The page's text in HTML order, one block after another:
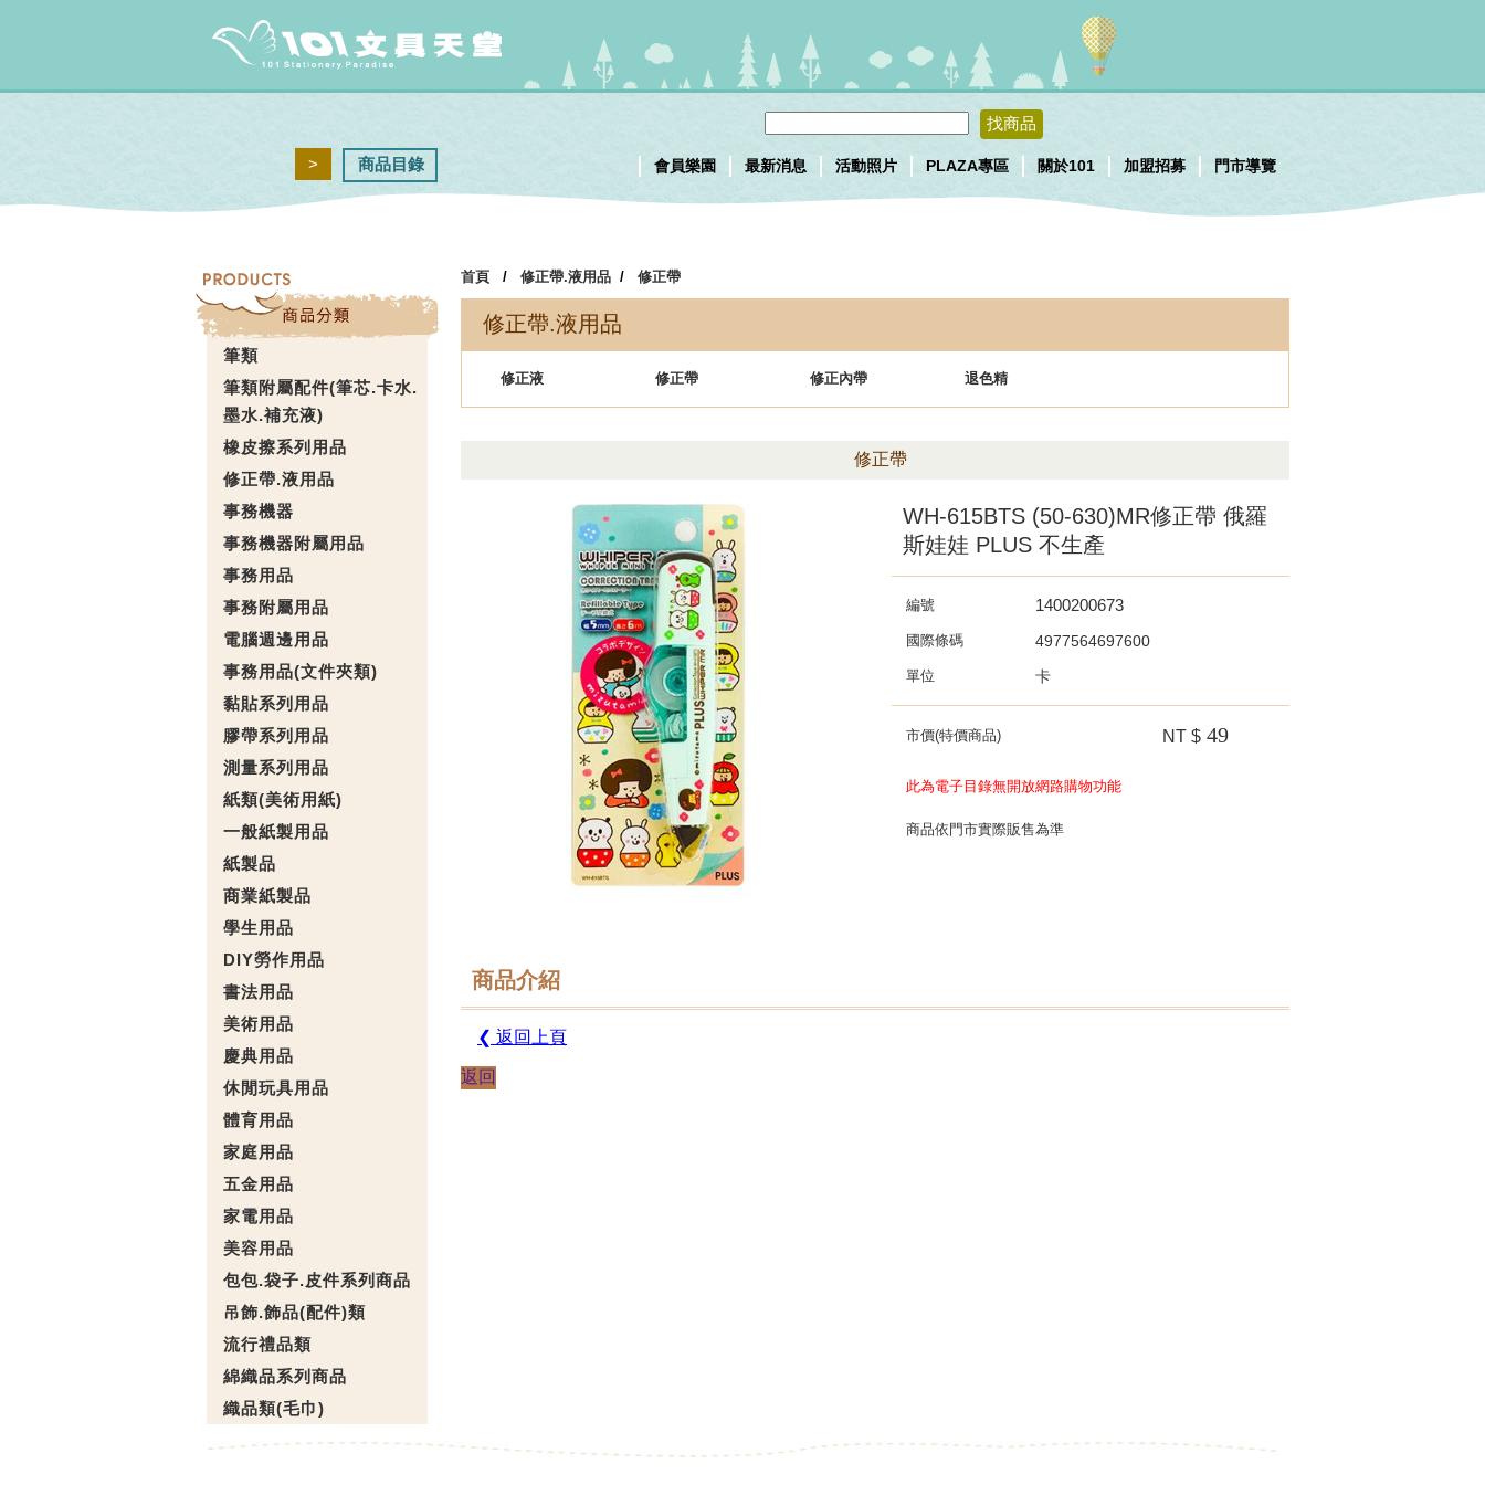
> 商品目錄
找商品
會員樂園 最新消息 活動照片 PLAZA專區 關於101 加盟招募 門市導覽
筆類
筆類附屬配件(筆芯.卡水.
墨水.補充液)
橡皮擦系列用品
修正帶.液用品
事務機器
事務機器附屬用品
事務用品
事務附屬用品
電腦週邊用品
事務用品(文件夾類)
黏貼系列用品
膠帶系列用品
測量系列用品
紙類(美術用紙)
一般紙製用品
紙製品
商業紙製品
學生用品
DIY勞作用品
書法用品
美術用品
慶典用品
休閒玩具用品
體育用品
家庭用品
五金用品
家電用品
美容用品
包包.袋子.皮件系列商品
吊飾.飾品(配件)類
流行禮品類
綿織品系列商品
織品類(毛巾)
首頁 / 修正帶.液用品 / 修正帶
修正帶.液用品
修正液 修正帶 修正內帶 退色精
修正帶
WH-615BTS (50-630)MR修正帶 俄羅
斯娃娃 PLUS 不生產
編號 1400200673
國際條碼 4977564697600
單位 卡
市價(特價商品) NT $ 49
此為電子目錄無開放網路購物功能
商品依門市實際販售為準
商品介紹
❮ 返回上頁
返回